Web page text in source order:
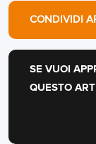
CONDIVIDI
SE VUOI
QUESTO